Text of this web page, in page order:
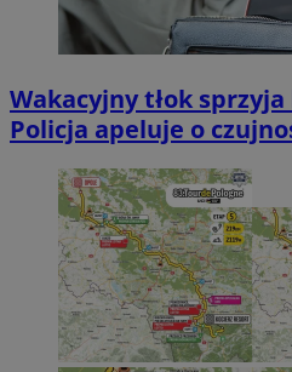
Wakacyjny tłok
Policja apeluje o